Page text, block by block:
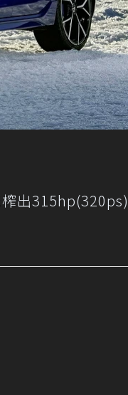
出315hp(320ps)